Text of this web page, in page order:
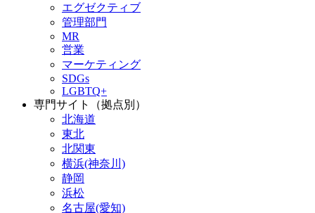
エグゼクティブ
管理部門
MR
営業
マーケティング
SDGs
LGBTQ+
専門サイト（拠点別）
北海道
東北
北関東
横浜(神奈川)
静岡
浜松
名古屋(愛知)